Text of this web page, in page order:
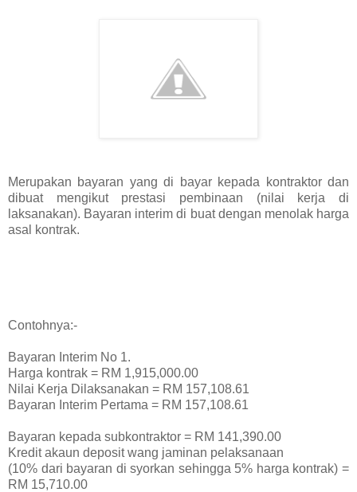
Merupakan bayaran yang di bayar kepada kontraktor dan
dibuat mengikut prestasi pembinaan (nilai kerja di
laksanakan). Bayaran interim di buat dengan menolak harga
asal kontrak.
Contohnya:-
Bayaran Interim No 1.
Harga kontrak = RM 1,915,000.00
Nilai Kerja Dilaksanakan = RM 157,108.61
Bayaran Interim Pertama = RM 157,108.61
Bayaran kepada subkontraktor = RM 141,390.00
Kredit akaun deposit wang jaminan pelaksanaan
(10% dari bayaran di syorkan sehingga 5% harga kontrak) =
RM 15,710.00